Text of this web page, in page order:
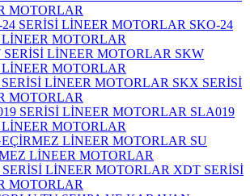
MOTORLAR
SKO-24
LİNEER MOTORLAR
SKW
LİNEER MOTORLAR
SKX SERİSİ
MOTORLAR
SLA019
LİNEER MOTORLAR
SU
LİNEER MOTORLAR
XDT SERİSİ
MOTORLAR